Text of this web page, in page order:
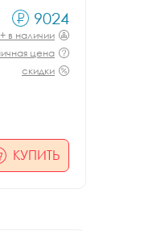
9024
в наличии
цена
скидки
КУПИТЬ